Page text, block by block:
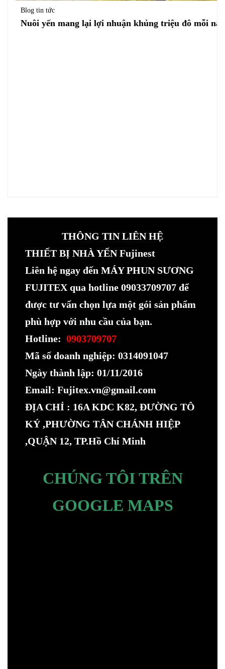
Blog tin tức
Nuôi yến mang lại lợi nhuận khủng triệu đô mỗi
THÔNG TIN LIÊN HỆ
THIẾT BỊ NHÀ YẾN Fujinest
Liên hệ ngay đến MÁY PHUN SƯƠNG
FUJITEX qua hotline 09033709707 để
được tư vấn chọn lựa một gói sản phẩm
phù hợp với nhu cầu của bạn.
Hotline: 0903709707
Mã số doanh nghiệp: 0314091047
Ngày thành lập: 01/11/2016
Email: Fujitex.vn@gmail.com
ĐỊA CHỈ : 16A KDC K82, ĐƯỜNG TÔ
KÝ ,PHƯỜNG TÂN CHÁNH HIỆP
,QUẬN 12, TP.Hồ Chí Minh
CHÚNG TÔI TRÊN
GOOGLE MAPS